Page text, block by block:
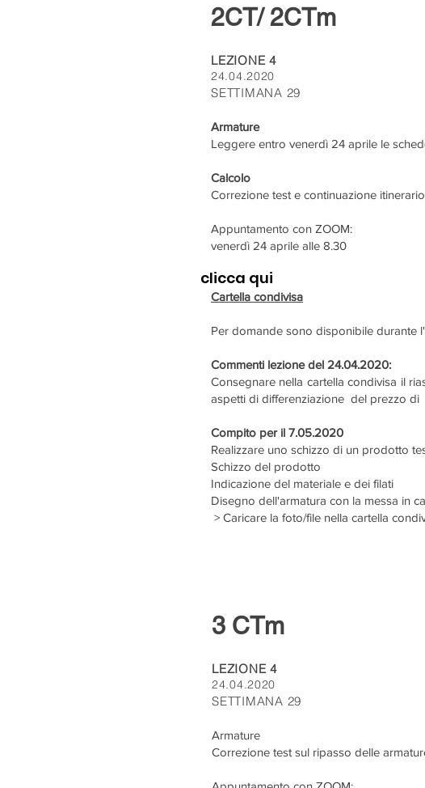
2CT/ 2CTm
LEZIONE 4
24.04.2020
SETTIMANA 29
Armature
Leggere entro venerdì 24 aprile le
Calcolo
Correzione test e continuazione
Appuntamento con ZOOM:
venerdì 24 aprile alle 8.30
Cartella condivisa
Per domande sono disponibile durante
Commenti lezione del 24.04.2020:
Consegnare nella cartella condivisa il
aspetti di differenziazione del prezzo
Compito per il 7.05.2020
Realizzare uno schizzo di un prodotto
Schizzo del prodotto
Indicazione del materiale e dei filati
Disegno dell'armatura con la messa in
> Caricare la foto/file nella cartella
clicca qui
3 CTm
LEZIONE 4
24.04.2020
SETTIMANA 29
Armature
Correzione test sul ripasso delle